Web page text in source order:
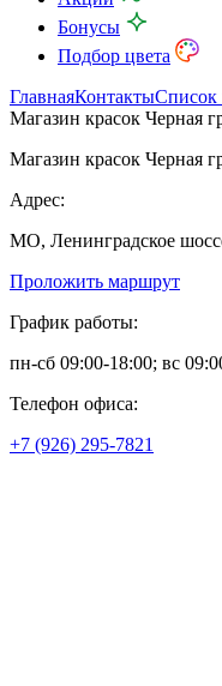
Бонусы
Подбор цвета
ГлавнаяКонтактыСписок
Магазин красок Черная
Магазин красок Черная
Адрес:
МО, Ленинградское
Проложить маршрут
График работы:
пн-сб 09:00-18:00; вс
Телефон офиса:
+7 (926) 295-7821